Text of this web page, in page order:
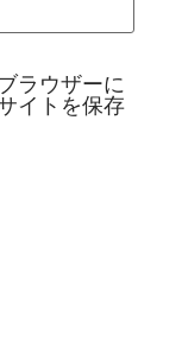
ラウザーに
イトを保存